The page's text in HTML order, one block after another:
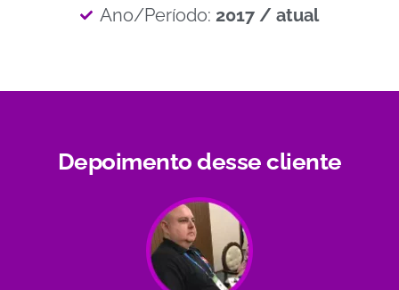
Ano/Período: 2017 / atual
Depoimento desse cliente